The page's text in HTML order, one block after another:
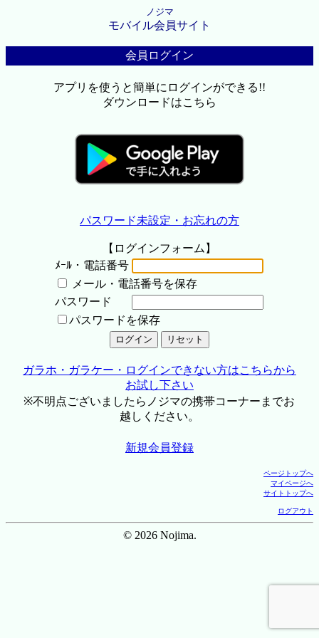
ノジマ
モバイル会員サイト
会員ログイン
アプリを使うと簡単にログインができる!!
ダウンロードはこちら
パスワード未設定・お忘れの方
【ログインフォーム】
ﾒｰﾙ・電話番号
メール・電話番号を保存
パスワード
パスワードを保存
ガラホ・ガラケー・ログインできない方はこちらから
お試し下さい
※不明点ございましたらノジマの携帯コーナーまでお
越しください。
新規会員登録
ページトップへ
マイページへ
サイトトップへ
ログアウト
© 2026 Nojima.